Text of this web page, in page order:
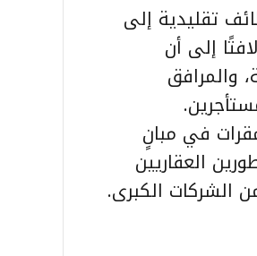
تقليدية إلى
إلى أن
والمرافق
في مبانٍ
العقاريين
الشركات الكبرى.